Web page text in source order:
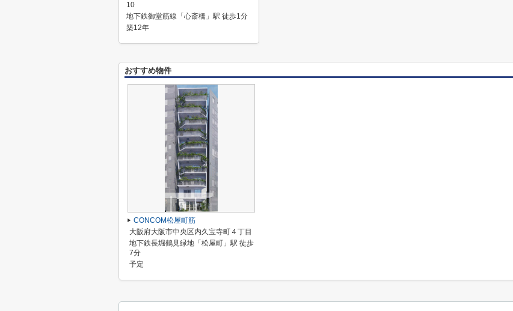
10
地下鉄御堂筋線「心斎橋」駅 徒歩1分
築12年
おすすめ物件
CONCOM松屋町筋
大阪府大阪市中央区内久宝寺町４丁目
地下鉄長堀鶴見緑地「松屋町」駅 徒歩
7分
予定